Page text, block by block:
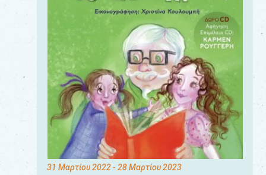
31 Μαρτίου 2022- 28 Μαρτίου 2023